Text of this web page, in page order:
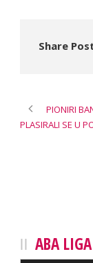
Share
PIONIRI
PLASIRALI SE U
ABA